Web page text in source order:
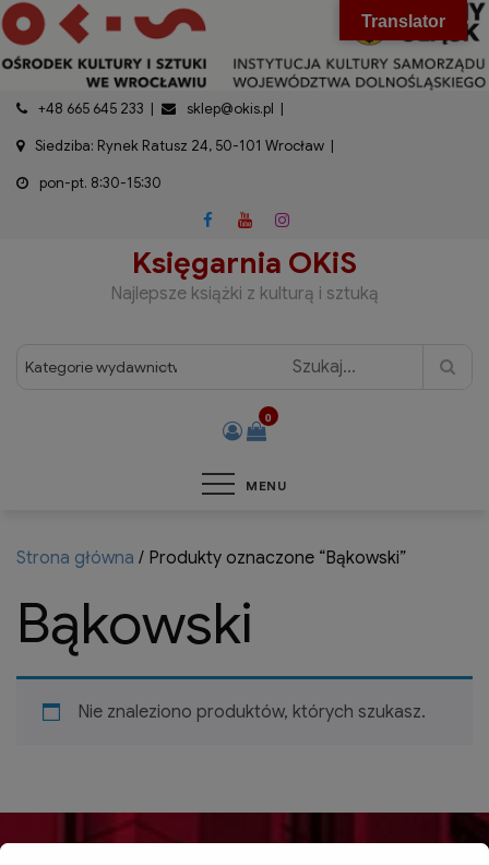
treści
Skip
to
content
+48 665 645 233
sklep@okis.pl
Siedziba: Rynek Ratusz 24, 50-101 Wrocław
pon-pt. 8:30-15:30
Księgarnia OKiS
Najlepsze książki z kulturą i sztuką
0
MENU
Strona główna / Produkty oznaczone “Bąkowski”
Bąkowski
Nie znaleziono produktów, których szukasz.
Translator